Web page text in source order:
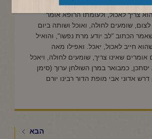
צריך לאכול, ולעומתו הרופא אומר
לצום, שומעים לחולה, ואוכל ושותה ביום
הכתוב "לב יודע מרת נפשו", והואיל
חייב לאכול, יאכל. ואפילו מאה
שאינו צריך, שומעים לחולה, ויאכל
כמבואר במרן השולחן ערוך (סימן
אדוני אבי מופת הדור רבינו יורם
הבא